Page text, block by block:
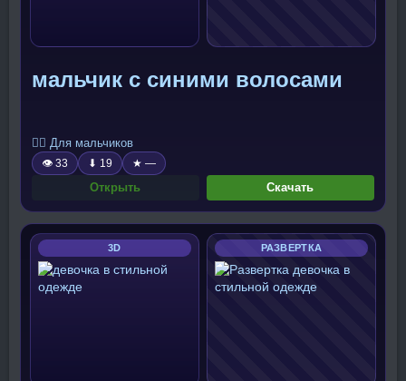
мальчик с синими волосами
🧍‍♂️ Для мальчиков
👁 33 ⬇ 19 ★ —
Открыть Скачать
3D РАЗВЕРТКА